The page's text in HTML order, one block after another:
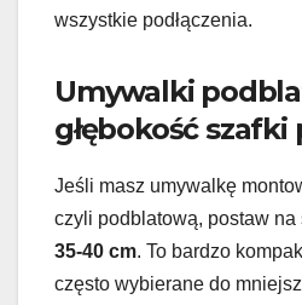
wszystkie podłączenia.
Umywalki
głębokość
Jeśli masz umywalkę
czyli podblatową, postaw na
35-40 cm. To bardzo
często wybierane do